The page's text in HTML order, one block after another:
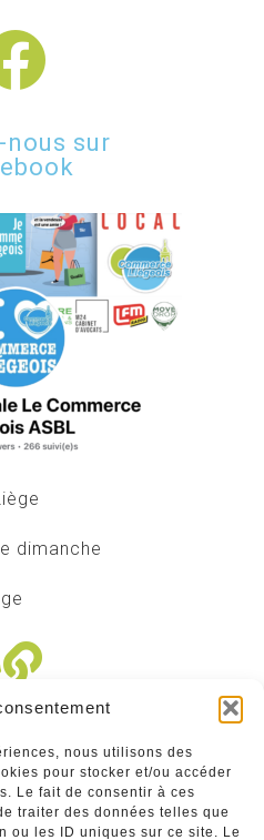
nous utilisons des
pour stocker et/ou accéder
Le fait de consentir à ces
traiter des données telles que
ou les ID uniques sur ce site. Le
nous sur
dimanche
: insérez gratuitement